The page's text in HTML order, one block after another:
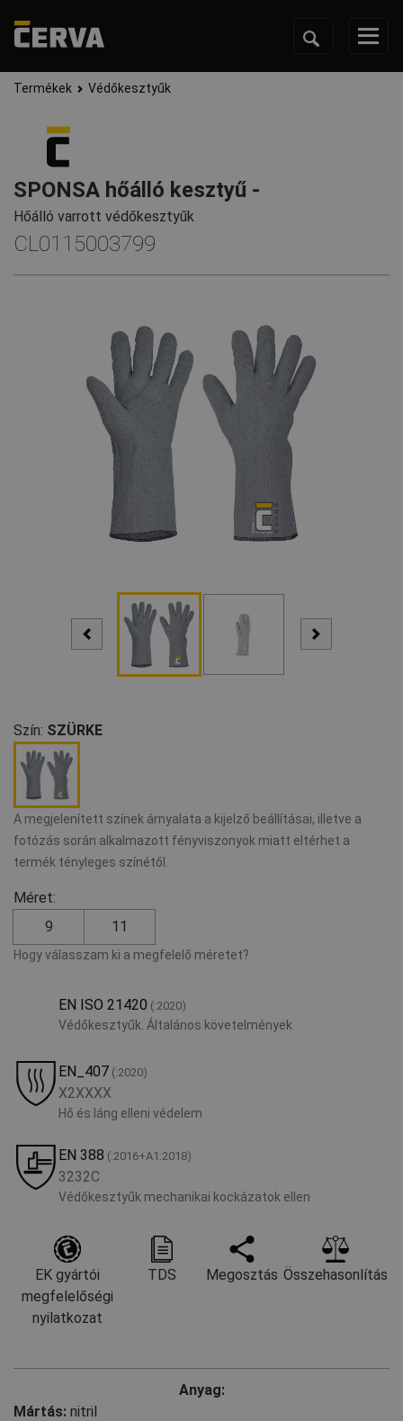
Termékek Védőkesztyűk
SPONSA hőálló kesztyű -
Hőálló varrott védőkesztyűk
CL0115003799
Szín: SZÜRKE
A megjelenített színek árnyalata a kijelző beállításai, illetve a
fotózás során alkalmazott fényviszonyok miatt eltérhet a
termék tényleges színétől.
Méret:
9
11
Hogy válasszam ki a megfelelő méretet?
EN ISO 21420 (:2020)
Védőkesztyűk. Általános követelmények
EN_407 (:2020)
X2XXXX
Hő és láng elleni védelem
EN 388 (:2016+A1:2018)
3232C
Védőkesztyűk mechanikai kockázatok ellen
EK gyártói
megfelelőségi
nyilatkozat
TDS Megosztás Összehasonlítás
Anyag:
Mártás: nitril